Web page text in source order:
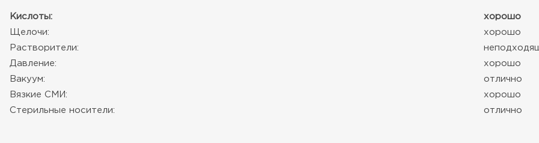
Кислоты:
хорошо
Щелочи:
хорошо
Растворители:
Давление:
хорошо
Вакуум:
отлично
Вязкие СМИ:
хорошо
Стерильные носители:
отлично